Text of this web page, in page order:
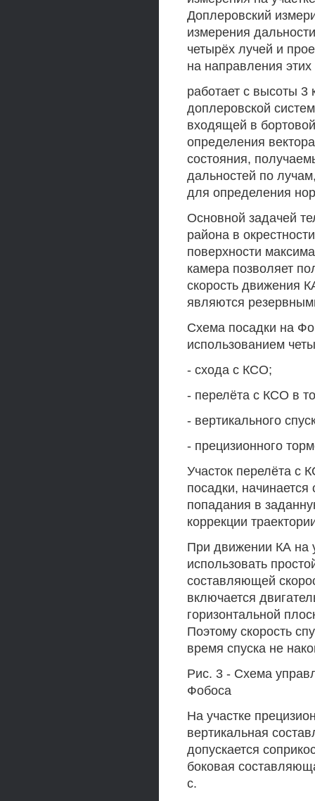
Доплеровский
измерения
четырёх лучей и
на направления
работает с высоты
доплеровской
входящей в
определения
состояния,
дальностей по
для определения
Основной задачей
района в
поверхности
камера позволяет
скорость движения
являются
Схема посадки на
использованием
- схода с КСО;
- перелёта с КСО в
- вертикального
- прецизионного
Участок перелёта с
посадки,
попадания в
коррекции
При движении КА на
использовать
составляющей
включается
горизонтальной
Поэтому скорость
время спуска не
Рис. 3 - Схема
Фобоса
На участке
вертикальная
допускается
боковая
с.